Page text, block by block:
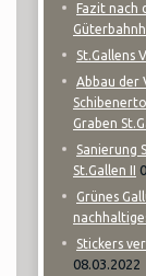
Fazit nach
St.Gallens
Abbau der
Graben
Sanierung
St.Gallen II
Grünes
Stickers
08.03.2022